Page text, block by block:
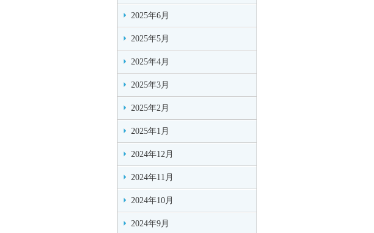
2025年6月
2025年5月
2025年4月
2025年3月
2025年2月
2025年1月
2024年12月
2024年11月
2024年10月
2024年9月